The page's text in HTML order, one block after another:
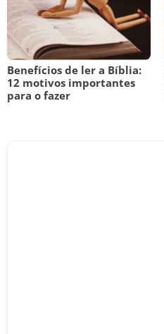
Benefícios de ler a Bíblia:
12 motivos importantes
para o fazer